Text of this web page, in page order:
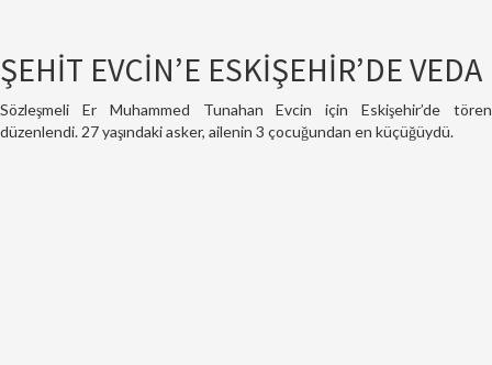
ŞEHİT EVCİN’E ESKİŞEHİR’DE VEDA
Sözleşmeli Er Muhammed Tunahan Evcin için Eskişehir’de tören
düzenlendi. 27 yaşındaki asker, ailenin 3 çocuğundan en küçüğüydü.